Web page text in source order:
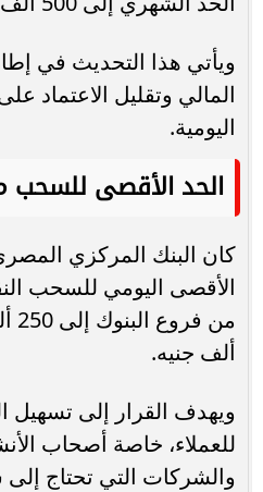
ويأتي هذا التحديث في
المالي وتقليل الاعتماد
اليومية.
الحد الأقصى للسحب
كان البنك المركزي
الأقصى اليومي للسحب
ألف جنيه.
ويهدف القرار إلى تسهيل
للعملاء، خاصة أصحاب
والشركات التي تحتاج إلى